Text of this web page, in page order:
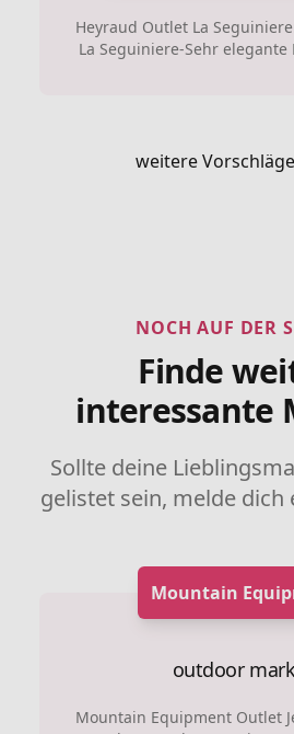
Heyraud Outlet La
La Seguiniere-Sehr elegante
weitere
NOCH AUF DER
Finde
interessante
Sollte deine
gelistet sein, melde dich
Mountain
outdoor
Mountain Equipment Outlet